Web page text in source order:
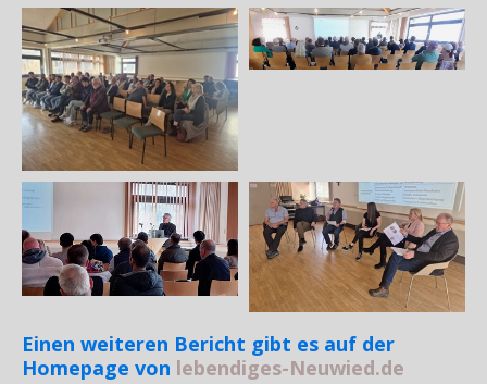
Einen weiteren Bericht gibt es auf der
Homepage von lebendiges-Neuwied.de